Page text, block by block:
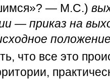
— М.С.)
— приказ на
что все это